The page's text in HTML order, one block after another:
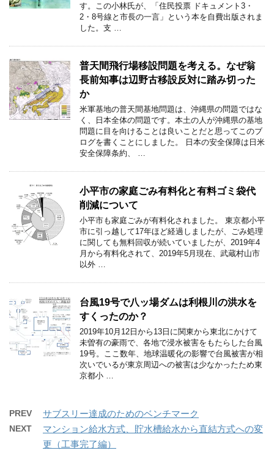
す。この⼩林⽒が、「住⺠投票 ドキュメント3・
2・8号線と市⻑の⼀⾔」という本を⾃費出版されま
した。⽀ …
普天間飛行場移設問題を考える。なぜ翁
長前知事は辺野古移設反対に踏み切った
か
米軍基地の普天間基地問題は、沖縄県の問題ではな
く、日本全体の問題です。本土の人が沖縄県の基地
問題に目を向けることは良いことだと思ってこのブ
ログを書くことにしました。 日本の安全保障は日米
安全保障条約、 …
小平市の家庭ごみ有料化と有料ゴミ袋代
削減について
小平市も家庭ごみが有料化されました。 東京都小平
市に引っ越して17年ほど経過しましたが、ごみ処理
に関しても無料回収が続いていましたが、2019年4
月から有料化されて、2019年5月現在、武蔵村山市
以外 …
台風19号で八ッ場ダムは利根川の洪水を
すくったのか？
2019年10月12日から13日に関東から東北にかけて
未曽有の豪雨で、各地で浸水被害をもたらした台風
19号。ここ数年、地球温暖化の影響で台風被害が相
次いでいるが東京周辺への被害は少なかったため東
京都小 …
PREV サブスリー達成のためのベンチマーク
NEXT
マンション給水方式、貯水槽給水から直結方式への変
更（工事完了編）